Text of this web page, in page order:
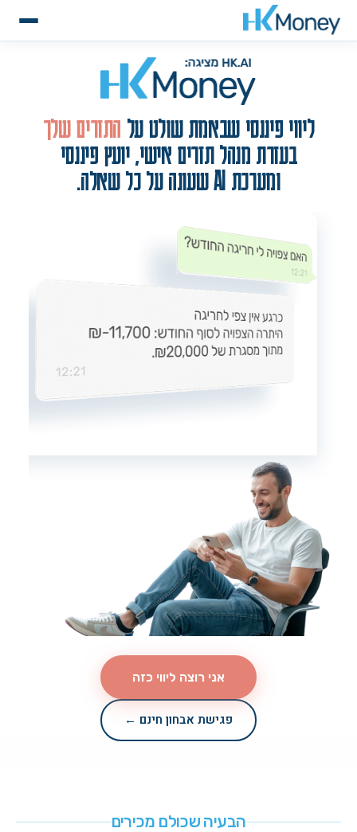
ליווי פיננסי שבאמת שולט על התזרים שלך
בעזרת מנהל תזרים אישי, יועץ פיננסי
ומערכת AI שעונה על כל שאלה.
אני רוצה ליווי כזה
פגישת אבחון חינם ←
הבעיה שכולם מכירים